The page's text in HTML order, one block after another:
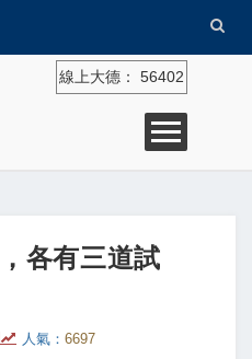
線上大德： 56402
各有三道試
人氣： 6697